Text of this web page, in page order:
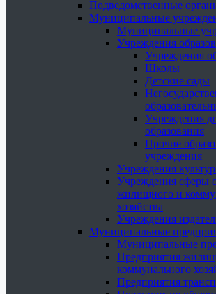
Подведомственные
Муниципальные
Муниципальные
Учреждения
Учреждения
Школы
Детские сады
Учреждения
образования
Прочие
учреждения
Учреждения
Учреждения сферы
жилищного и
хозяйства
Учреждения
Муниципальные
Муниципальные
Предприятия
коммунального
Предприятия